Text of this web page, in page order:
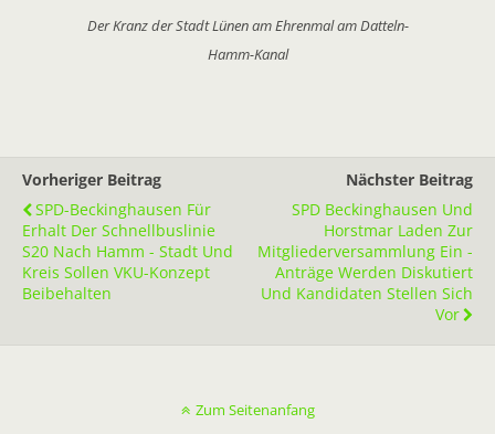
Der Kranz der Stadt Lünen am Ehrenmal am Datteln-
Hamm-Kanal
Vorheriger Beitrag
SPD-Beckinghausen Für
Erhalt Der Schnellbuslinie
S20 Nach Hamm - Stadt Und
Kreis Sollen VKU-Konzept
Beibehalten
Nächster Beitrag
SPD Beckinghausen Und
Horstmar Laden Zur
Mitgliederversammlung Ein -
Anträge Werden Diskutiert
Und Kandidaten Stellen Sich
Vor
Zum Seitenanfang